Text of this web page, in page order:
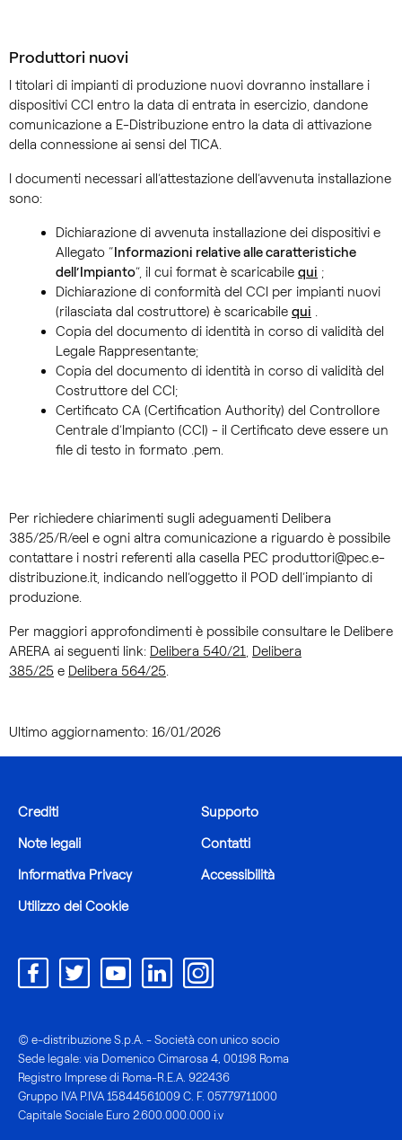
Produttori nuovi
I titolari di impianti di produzione nuovi dovranno installare i
dispositivi CCI entro la data di entrata in esercizio, dandone
comunicazione a E-Distribuzione entro la data di attivazione
della connessione ai sensi del TICA.
I documenti necessari all’attestazione dell’avvenuta installazione
sono:
Dichiarazione di avvenuta installazione dei dispositivi e
Allegato “Informazioni relative alle caratteristiche
dell’Impianto”, il cui format è scaricabile qui ;
Dichiarazione di conformità del CCI per impianti nuovi
(rilasciata dal costruttore) è scaricabile qui .
Copia del documento di identità in corso di validità del
Legale Rappresentante;
Copia del documento di identità in corso di validità del
Costruttore del CCI;
Certificato CA (Certification Authority) del Controllore
Centrale d’Impianto (CCI) - il Certificato deve essere un
file di testo in formato .pem.
Per richiedere chiarimenti sugli adeguamenti Delibera
385/25/R/eel e ogni altra comunicazione a riguardo è possibile
contattare i nostri referenti alla casella PEC produttori@pec.e-
distribuzione.it, indicando nell’oggetto il POD dell’impianto di
produzione.
Per maggiori approfondimenti è possibile consultare le Delibere
ARERA ai seguenti link: Delibera 540/21, Delibera
385/25 e Delibera 564/25.
Ultimo aggiornamento: 16/01/2026
© e-distribuzione S.p.A. - Società con unico socio
Sede legale: via Domenico Cimarosa 4, 00198 Roma
Registro Imprese di Roma-R.E.A. 922436
Gruppo IVA P.IVA 15844561009 C. F. 05779711000
Capitale Sociale Euro 2.600.000.000 i.v
Crediti
Note legali
Informativa Privacy
Utilizzo dei Cookie
Supporto
Contatti
Accessibilità